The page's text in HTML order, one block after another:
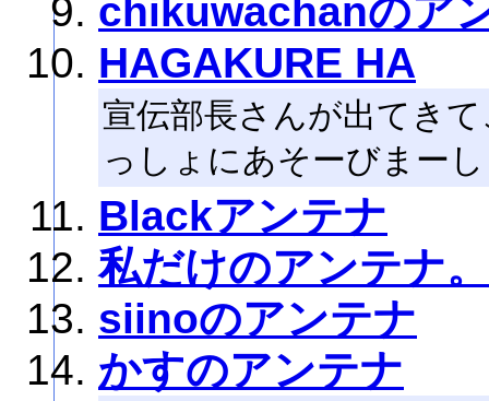
chikuwachanのア
HAGAKURE HA
宣伝部長さんが出てき
っしょにあそーびまー
Blackアンテナ
私だけのアンテナ。
siinoのアンテナ
かすのアンテナ